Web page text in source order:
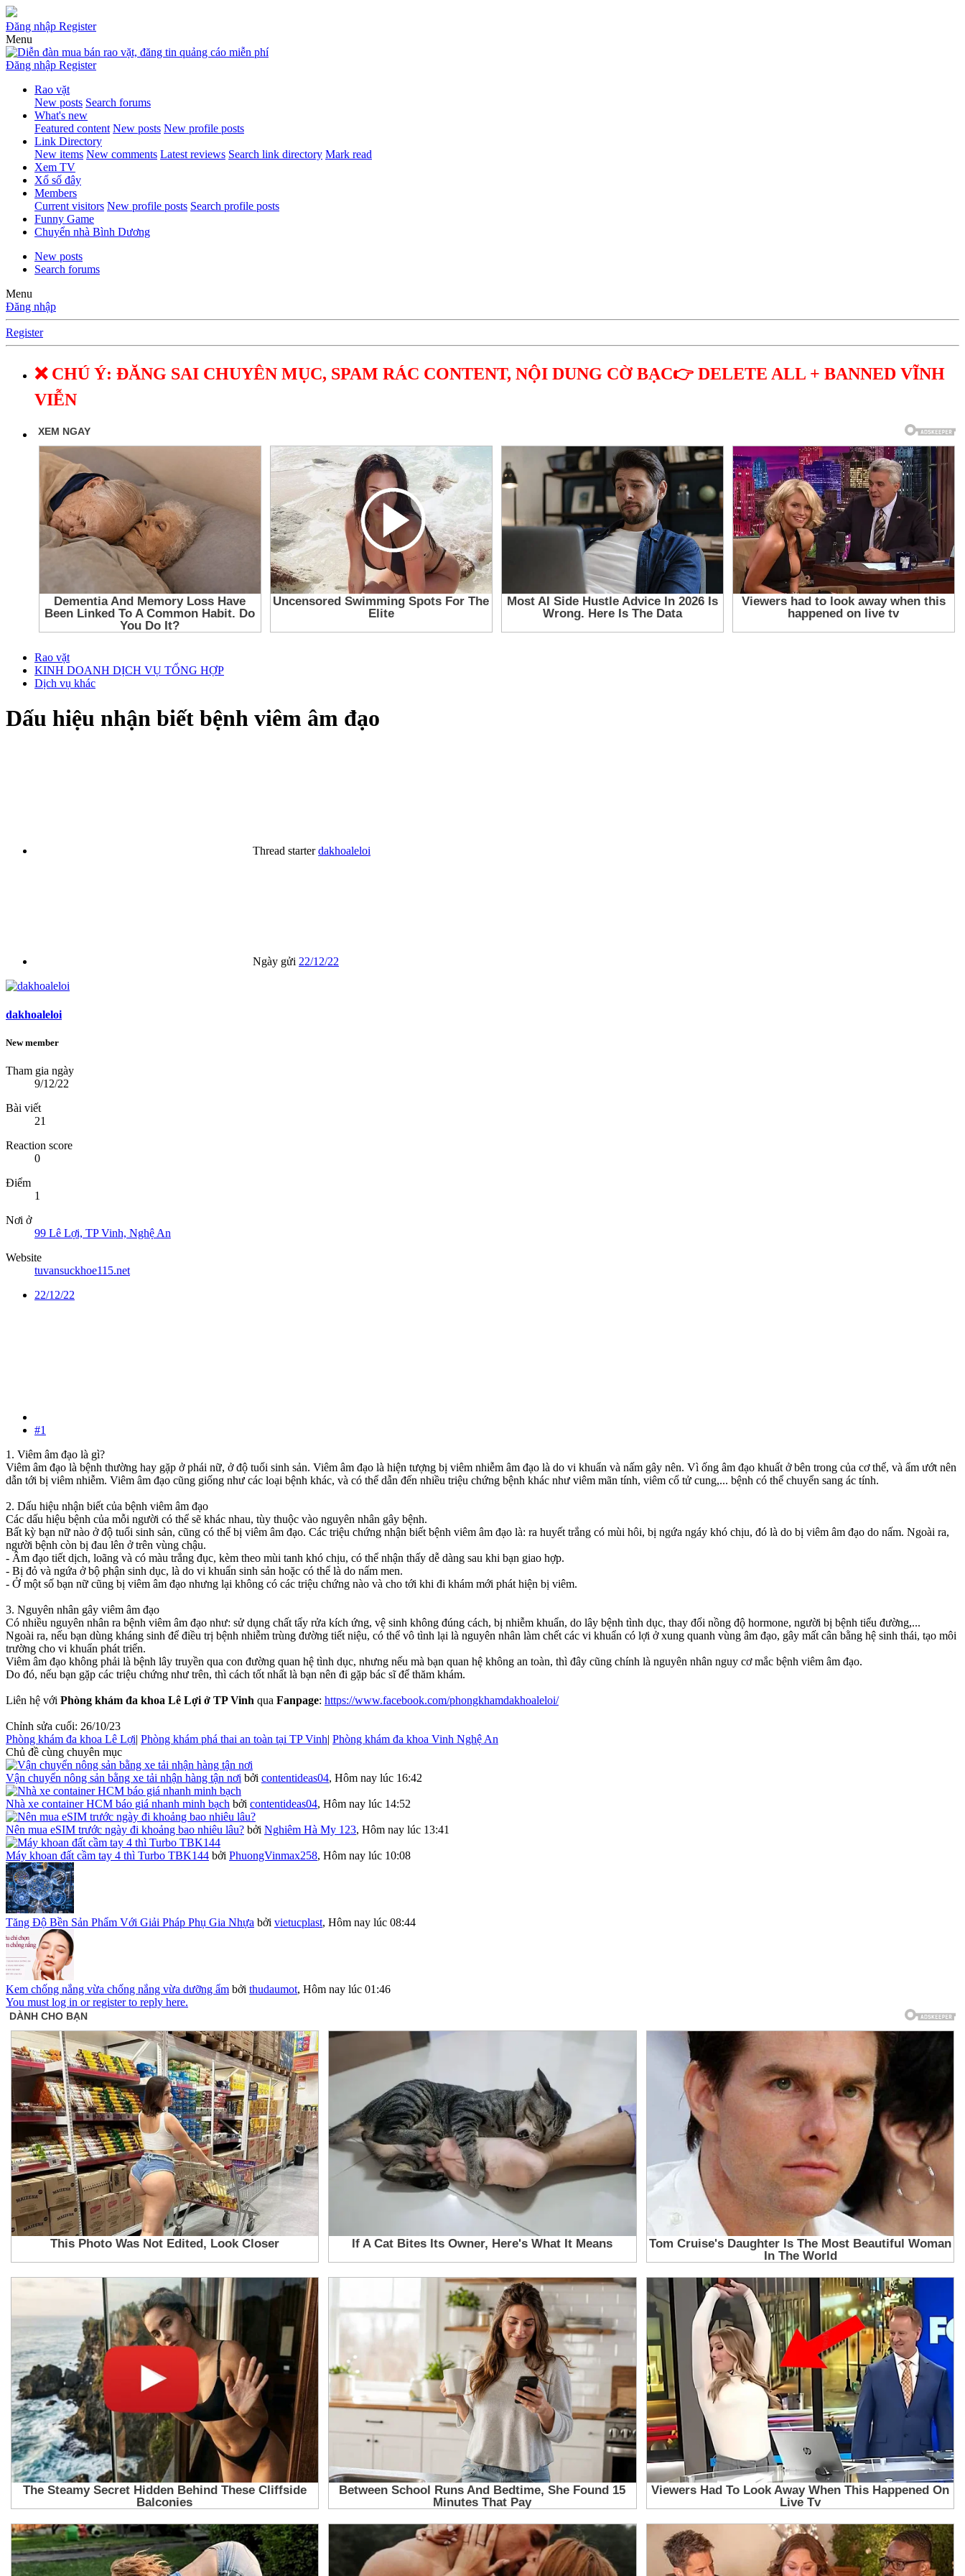
Đăng nhập Register
Menu
Đăng nhập Register
Rao vặt
New posts Search forums
What's new
Featured content New posts New profile posts
Link Directory
New items New comments Latest reviews Search link directory Mark read
Xem TV
Xổ số đây
Members
Current visitors New profile posts Search profile posts
Funny Game
Chuyển nhà Bình Dương
New posts
Search forums
Menu
Đăng nhập
Register
❌ CHÚ Ý: ĐĂNG SAI CHUYÊN MỤC, SPAM RÁC CONTENT, NỘI DUNG CỜ BẠC👉 DELETE ALL + BANNED VĨNH
VIỄN
Rao vặt
KINH DOANH DỊCH VỤ TỔNG HỢP
Dịch vụ khác
Dấu hiệu nhận biết bệnh viêm âm đạo
Thread starter dakhoaleloi
Ngày gửi 22/12/22
dakhoaleloi
New member
Tham gia ngày
9/12/22
Bài viết
21
Reaction score
0
Điểm
1
Nơi ở
99 Lê Lợi, TP Vinh, Nghệ An
Website
tuvansuckhoe115.net
22/12/22
#1
1. Viêm âm đạo là gì?
Viêm âm đạo là bệnh thường hay gặp ở phái nữ, ở độ tuổi sinh sản. Viêm âm đạo là hiện tượng bị viêm nhiễm âm đạo là do vi khuẩn và nấm gây nên. Vì ống âm đạo khuất ở bên trong của cơ thể, và ẩm ướt nên
dẫn tới bị viêm nhiễm. Viêm âm đạo cũng giống như các loại bệnh khác, và có thể dẫn đến nhiều triệu chứng bệnh khác như viêm mãn tính, viêm cổ tử cung,... bệnh có thể chuyển sang ác tính.
2. Dấu hiệu nhận biết của bệnh viêm âm đạo
Các dấu hiệu bệnh của mỗi người có thể sẽ khác nhau, tùy thuộc vào nguyên nhân gây bệnh.
Bất kỳ bạn nữ nào ở độ tuổi sinh sản, cũng có thể bị viêm âm đạo. Các triệu chứng nhận biết bệnh viêm âm đạo là: ra huyết trắng có mùi hôi, bị ngứa ngáy khó chịu, đó là do bị viêm âm đạo do nấm. Ngoài ra,
người bệnh còn bị đau lên ở trên vùng chậu.
- Âm đạo tiết dịch, loãng và có màu trắng đục, kèm theo mùi tanh khó chịu, có thể nhận thấy dễ dàng sau khi bạn giao hợp.
- Bị đỏ và ngứa ở bộ phận sinh dục, là do vi khuẩn sinh sản hoặc có thể là do nấm men.
- Ở một số bạn nữ cũng bị viêm âm đạo nhưng lại không có các triệu chứng nào và cho tới khi đi khám mới phát hiện bị viêm.
3. Nguyên nhân gây viêm âm đạo
Có nhiều nguyên nhân ra bệnh viêm âm đạo như: sử dụng chất tẩy rửa kích ứng, vệ sinh không đúng cách, bị nhiễm khuẩn, do lây bệnh tình dục, thay đổi nồng độ hormone, người bị bệnh tiểu đường,...
Ngoài ra, nếu bạn dùng kháng sinh để điều trị bệnh nhiễm trùng đường tiết niệu, có thể vô tình lại là nguyên nhân làm chết các vi khuẩn có lợi ở xung quanh vùng âm đạo, gây mất cân bằng hệ sinh thái, tạo môi
trường cho vi khuẩn phát triển.
Viêm âm đạo không phải là bệnh lây truyền qua con đường quan hệ tình dục, nhưng nếu mà bạn quan hệ không an toàn, thì đây cũng chính là nguyên nhân nguy cơ mắc bệnh viêm âm đạo.
Do đó, nếu bạn gặp các triệu chứng như trên, thì cách tốt nhất là bạn nên đi gặp bác sĩ để thăm khám.
Liên hệ với Phòng khám đa khoa Lê Lợi ở TP Vinh qua Fanpage: https://www.facebook.com/phongkhamdakhoaleloi/
Chỉnh sửa cuối: 26/10/23
Phòng khám đa khoa Lê Lợi| Phòng khám phá thai an toàn tại TP Vinh| Phòng khám đa khoa Vinh Nghệ An
Chủ đề cùng chuyên mục
Vận chuyển nông sản bằng xe tải nhận hàng tận nơi bởi contentideas04, Hôm nay lúc 16:42
Nhà xe container HCM báo giá nhanh minh bạch bởi contentideas04, Hôm nay lúc 14:52
Nên mua eSIM trước ngày đi khoảng bao nhiêu lâu? bởi Nghiêm Hà My 123, Hôm nay lúc 13:41
Máy khoan đất cầm tay 4 thì Turbo TBK144 bởi PhuongVinmax258, Hôm nay lúc 10:08
Tăng Độ Bền Sản Phẩm Với Giải Pháp Phụ Gia Nhựa bởi vietucplast, Hôm nay lúc 08:44
Kem chống nắng vừa chống nắng vừa dưỡng ẩm bởi thudaumot, Hôm nay lúc 01:46
You must log in or register to reply here.